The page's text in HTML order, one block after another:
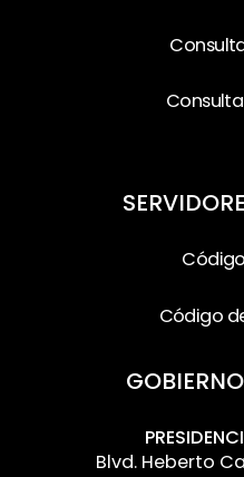
Código
Blvd. Heberto